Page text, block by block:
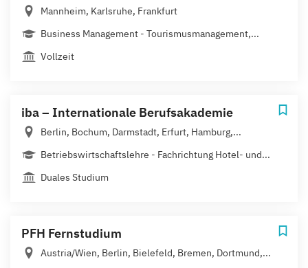
Mannheim, Karlsruhe, Frankfurt
Business Management - Tourismusmanagement,...
Vollzeit
iba – Internationale Berufsakademie
Berlin, Bochum, Darmstadt, Erfurt, Hamburg,...
Betriebswirtschaftslehre - Fachrichtung Hotel- und...
Duales Studium
PFH Fernstudium
Austria/Wien, Berlin, Bielefeld, Bremen, Dortmund,...